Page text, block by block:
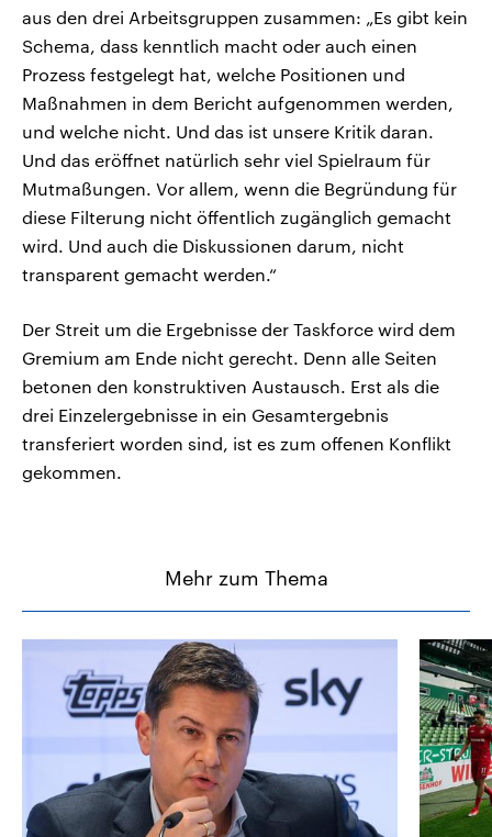
aus den drei Arbeitsgruppen zusammen: „Es gibt kein
Schema, dass kenntlich macht oder auch einen
Prozess festgelegt hat, welche Positionen und
Maßnahmen in dem Bericht aufgenommen werden,
und welche nicht. Und das ist unsere Kritik daran.
Und das eröffnet natürlich sehr viel Spielraum für
Mutmaßungen. Vor allem, wenn die Begründung für
diese Filterung nicht öffentlich zugänglich gemacht
wird. Und auch die Diskussionen darum, nicht
transparent gemacht werden.“
Der Streit um die Ergebnisse der Taskforce wird dem
Gremium am Ende nicht gerecht. Denn alle Seiten
betonen den konstruktiven Austausch. Erst als die
drei Einzelergebnisse in ein Gesamtergebnis
transferiert worden sind, ist es zum offenen Konflikt
gekommen.
Mehr zum Thema